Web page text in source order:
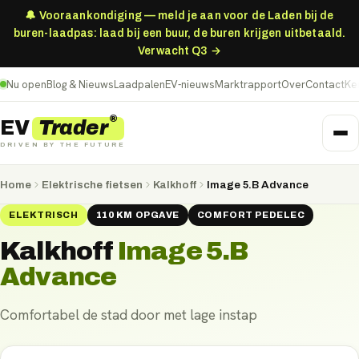
🔔 Vooraankondiging — meld je aan voor de Laden bij de
buren-laadpas: laad bij een buur, de buren krijgen uitbetaald.
Verwacht Q3 →
Nu openBlog & NieuwsLaadpalenEV-nieuwsMarktrapportOverContact
EV Trader®
DRIVEN BY THE FUTURE
Home Elektrische fietsen Kalkhoff Image 5.B Advance
ELEKTRISCH 110 KM OPGAVE COMFORT PEDELEC
Kalkhoff Image 5.B
Advance
Comfortabel de stad door met lage instap